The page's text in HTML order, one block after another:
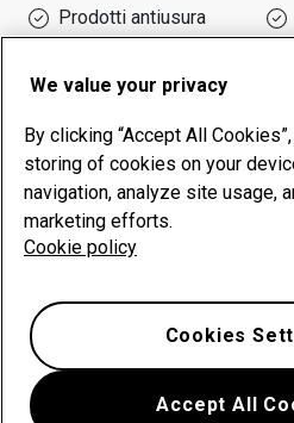
Prodotti antiusura
produttività
HARDOTEC PROTECT LLC
We value your privacy
By clicking “Accept All
storing of cookies on your
navigation, analyze site usage,
marketing efforts.
Cookie policy
Accept All
Cookies